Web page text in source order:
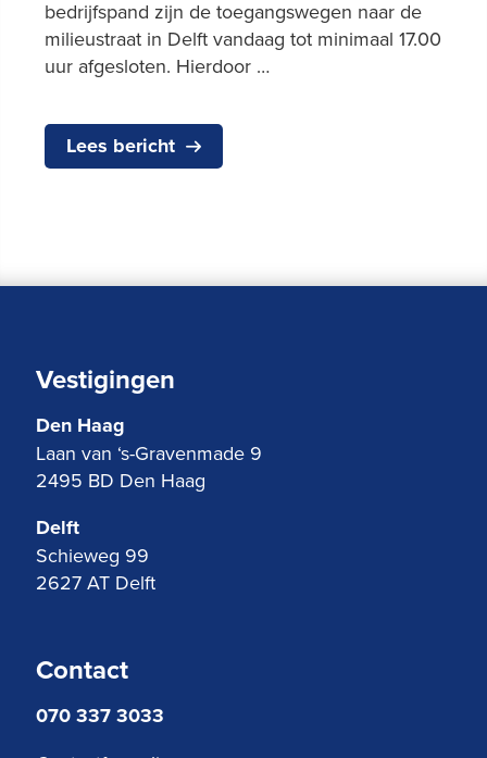
bedrijfspand zijn de toegangswegen naar de
milieustraat in Delft vandaag tot minimaal 17.00
uur afgesloten. Hierdoor …
Lees bericht
Vestigingen
Den Haag
Laan van ‘s-Gravenmade 9
2495 BD Den Haag
Delft
Schieweg 99
2627 AT Delft
Contact
070 337 3033